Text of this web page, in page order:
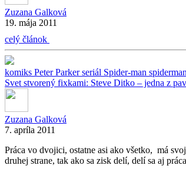
Zuzana Galková
19. mája 2011
celý článok
komiks Peter Parkerseriál Spider-man spiderman
Svet stvorený fixkami: Steve Ditko – jedna z
Zuzana Galková
7. apríla 2011
Práca vo dvojici, ostatne asi ako všetko, má
druhej strane, tak ako sa zisk delí, delí sa aj